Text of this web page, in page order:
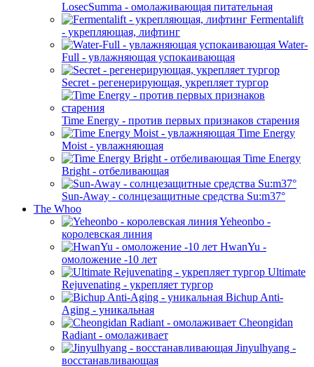
LosecSumma - омолаживающая питательная
Fermentalift
- укрепляющая, лифтинг
Water-
Full - увлажняющая успокаивающая
Secret - регенерирующая, укрепляет тургор
Time Energy - против первых признаков старения
Time Energy
Moist - увлажняющая
Time Energy
Bright - отбеливающая
Sun-Away - солнцезащитные средства Su:m37°
The Whoo
Yeheonbo -
королевская линия
HwanYu -
омоложение -10 лет
Ultimate
Rejuvenating - укрепляет тургор
Bichup Anti-
Aging - уникальная
Cheongidan
Radiant - омолаживает
Jinyulhyang -
восстанавливающая